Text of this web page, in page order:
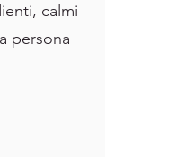
calmi
persona